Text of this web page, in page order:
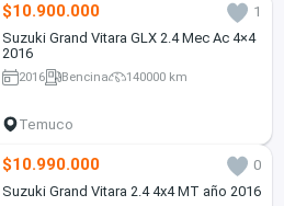
$10.900.000
1
Suzuki Grand Vitara GLX 2.4 Mec Ac 4×4
2016
2016 Bencina 140000 km
Temuco
$10.990.000
0
Suzuki Grand Vitara 2.4 4x4 MT año 2016